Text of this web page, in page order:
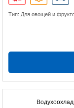
Тип: Для овощей и